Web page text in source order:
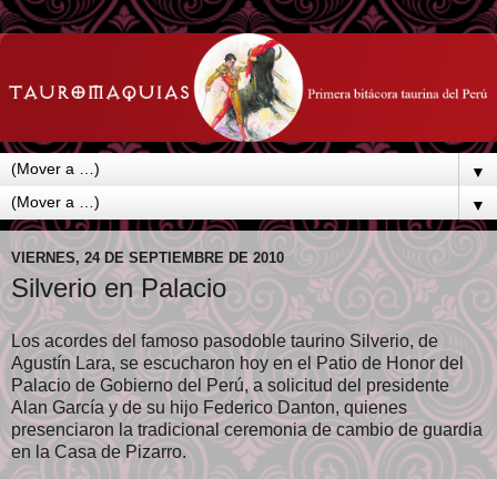
▼
▼
VIERNES, 24 DE SEPTIEMBRE DE 2010
Silverio en Palacio
Los acordes del famoso pasodoble taurino Silverio, de
Agustín Lara, se escucharon hoy en el Patio de Honor del
Palacio de Gobierno del Perú, a solicitud del presidente
Alan García y de su hijo Federico Danton, quienes
presenciaron la tradicional ceremonia de cambio de guardia
en la Casa de Pizarro.